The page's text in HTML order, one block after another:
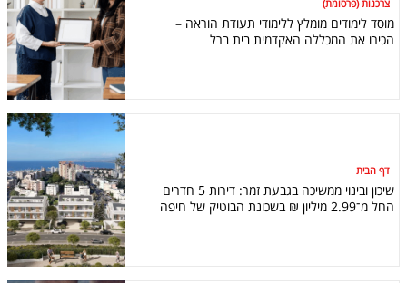
צרכנות (פרסומת)
מוסד לימודים מומלץ ללימודי תעודת הוראה –
הכירו את המכללה האקדמית בית ברל
דף הבית
שיכון ובינוי ממשיכה בגבעת זמר: דירות 5 חדרים
החל מ־2.99 מיליון ₪ בשכונת הבוטיק של חיפה